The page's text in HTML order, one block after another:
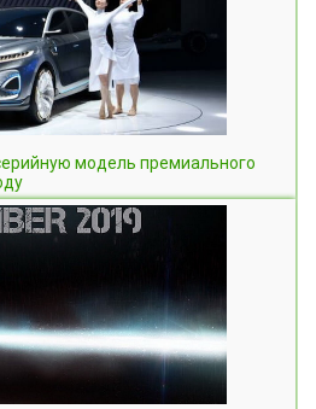
модель премиального